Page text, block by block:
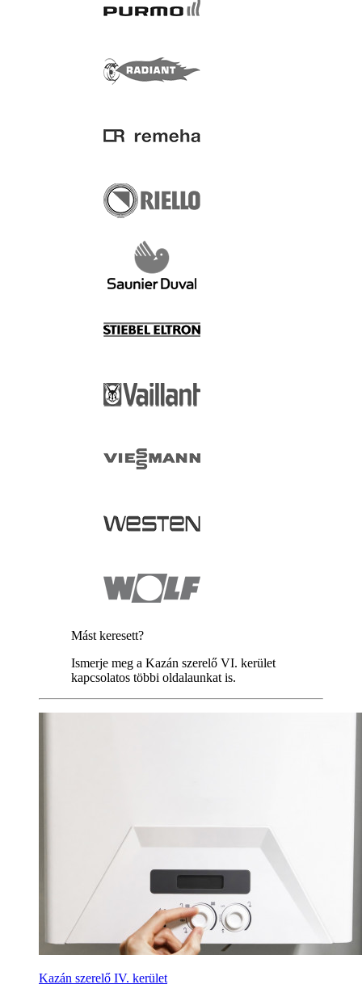
Mást keresett?
Ismerje meg a Kazán szerelő VI. kerület
kapcsolatos többi oldalaunkat is.
Kazán szerelő IV. kerület